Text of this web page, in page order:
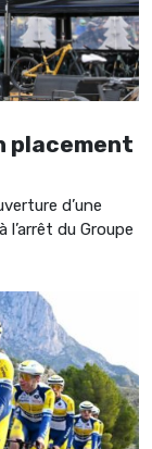
placement
d’une
du Groupe